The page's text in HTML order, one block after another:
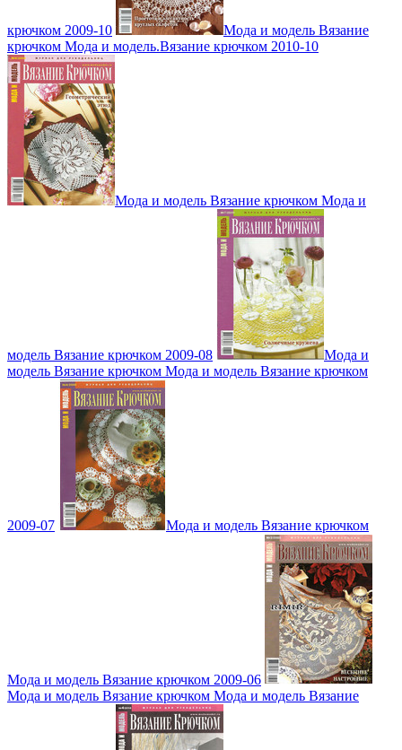
крючком 2009-10
Мода и модель Вязание
крючком Мода и модель.Вязание крючком 2010-10
Мода и модель Вязание крючком Мода и
модель Вязание крючком 2009-08
Мода и
модель Вязание крючком Мода и модель Вязание крючком
2009-07 Мода и модель Вязание крючком
Мода и модель Вязание крючком 2009-06
Мода и модель Вязание крючком Мода и модель Вязание